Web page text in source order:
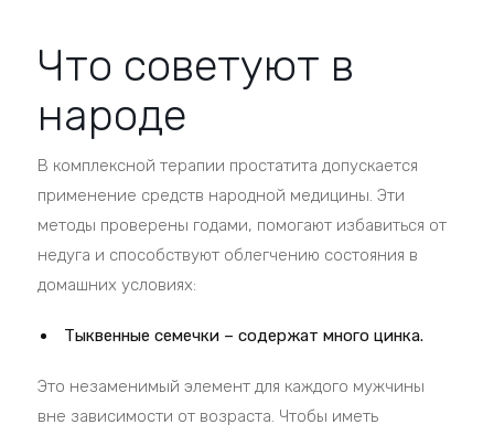
Что советуют в
народе
В комплексной терапии простатита допускается
применение средств народной медицины. Эти
методы проверены годами, помогают избавиться от
недуга и способствуют облегчению состояния в
домашних условиях:
Тыквенные семечки – содержат много цинка.
Это незаменимый элемент для каждого мужчины
вне зависимости от возраста. Чтобы иметь